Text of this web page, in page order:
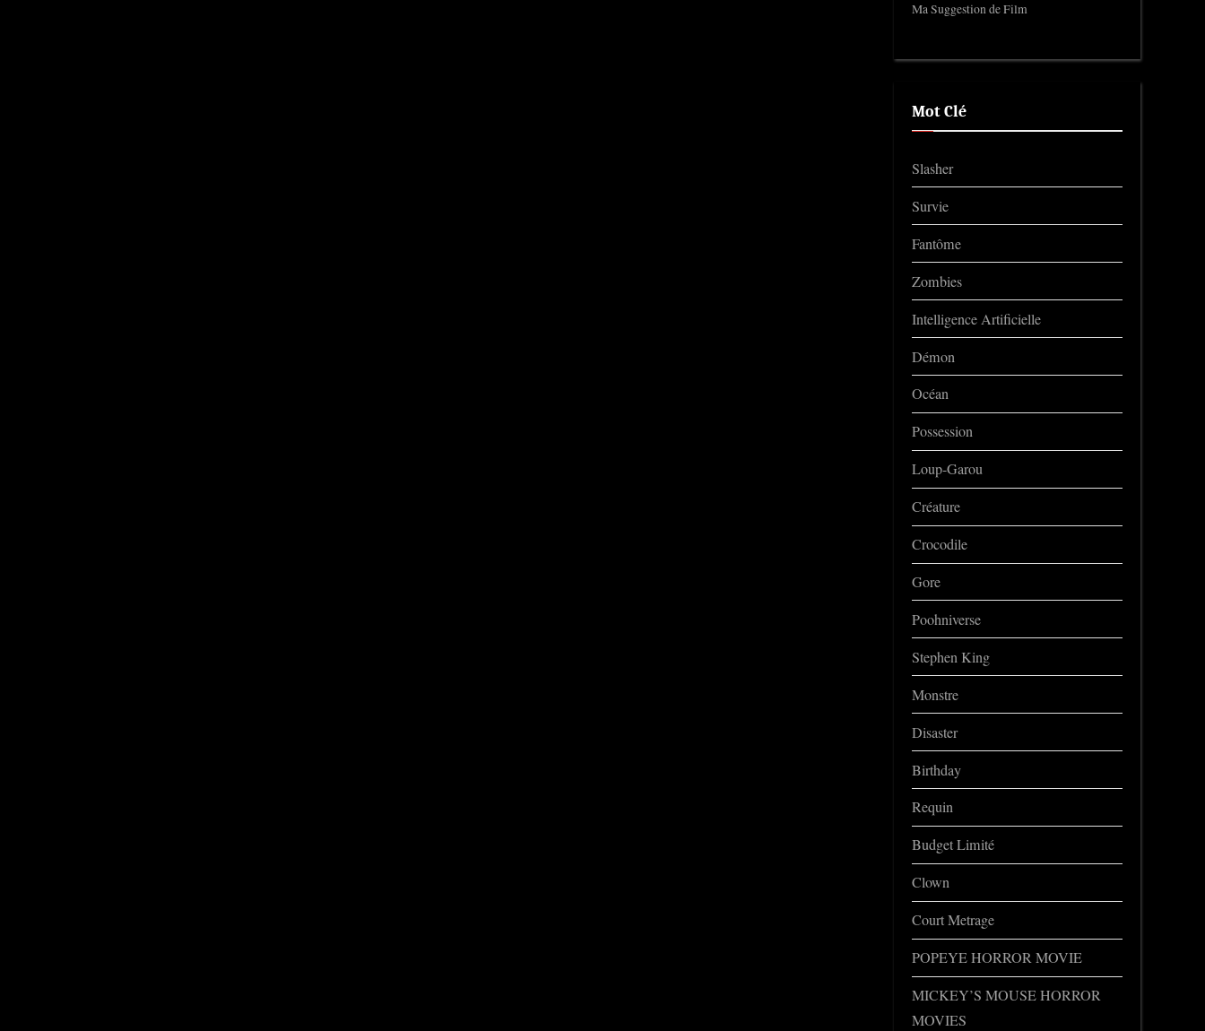
Ma Suggestion de Film
Mot Clé
Slasher
Survie
Fantôme
Zombies
Intelligence Artificielle
Démon
Océan
Possession
Loup-Garou
Créature
Crocodile
Gore
Poohniverse
Stephen King
Monstre
Disaster
Birthday
Requin
Budget Limité
Clown
Court Metrage
POPEYE HORROR MOVIE
MICKEY’S MOUSE HORROR
MOVIES